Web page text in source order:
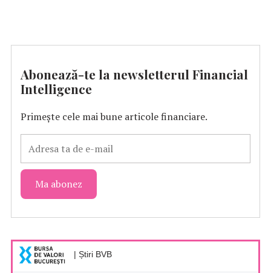
Abonează-te la newsletterul Financial
Intelligence
Primește cele mai bune articole financiare.
| Știri BVB